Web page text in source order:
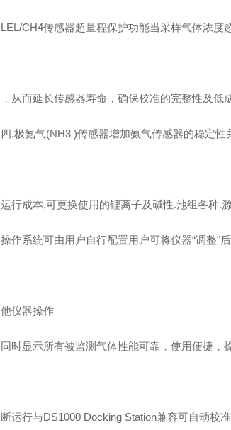
LEL/CH4传感器超量程保护功能当采样气体浓度
，从而延长传感器寿命，确保校准的完整性及低
四.极氨气(NH3 )传感器增加氨气传感器的稳定
运行成本,可更换使用的锂离子及碱性.池组各种.
操作系统可由用户自行配置用户可将仪器“调整"
他仪器操作
同时显示所有被监测气体性能可靠，使用便捷
断运行与DS1000 Docking Station兼容可自动校